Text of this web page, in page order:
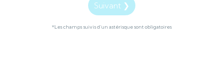
Suivant ❯
*Les champs suivis d'un astérisque sont obligatoires